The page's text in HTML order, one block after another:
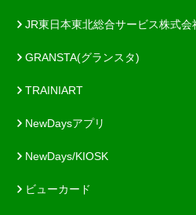
JR東日本東北総合サービス株式会
GRANSTA(グランスタ)
TRAINIART
NewDaysアプリ
NewDays/KIOSK
ビューカード